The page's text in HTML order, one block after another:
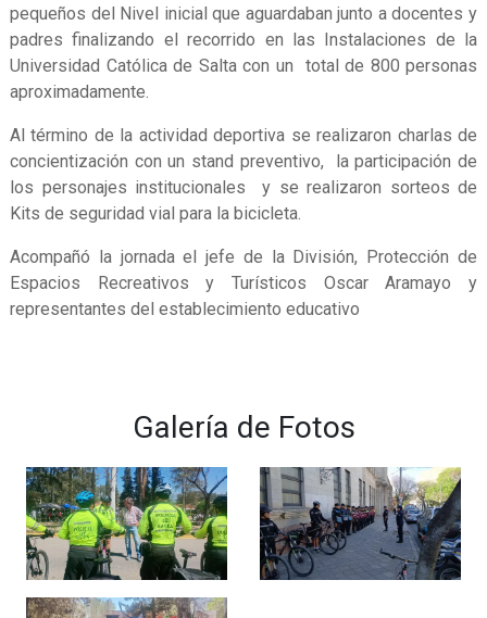
pequeños del Nivel inicial que aguardaban junto a docentes y
padres finalizando el recorrido en las Instalaciones de la
Universidad Católica de Salta con un total de 800 personas
aproximadamente.
Al término de la actividad deportiva se realizaron charlas de
concientización con un stand preventivo, la participación de
los personajes institucionales y se realizaron sorteos de
Kits de seguridad vial para la bicicleta.
Acompañó la jornada el jefe de la División, Protección de
Espacios Recreativos y Turísticos Oscar Aramayo y
representantes del establecimiento educativo
Galería de Fotos